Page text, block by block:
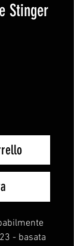
Stinger
- basata